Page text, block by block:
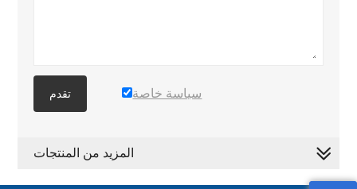
تقدم سياسة خاصة
المزيد من المنتجات